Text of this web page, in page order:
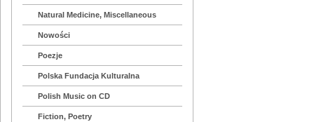
Natural Medicine, Miscellaneous
Nowości
Poezje
Polska Fundacja Kulturalna
Polish Music on CD
Fiction, Poetry